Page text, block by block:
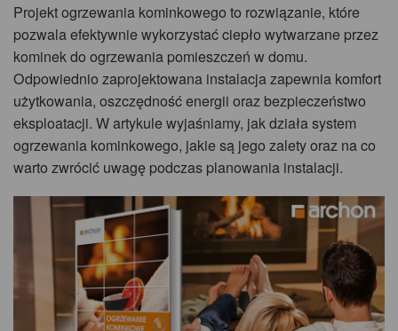
Projekt ogrzewania kominkowego to rozwiązanie, które
pozwala efektywnie wykorzystać ciepło wytwarzane przez
kominek do ogrzewania pomieszczeń w domu.
Odpowiednio zaprojektowana instalacja zapewnia komfort
użytkowania, oszczędność energii oraz bezpieczeństwo
eksploatacji. W artykule wyjaśniamy, jak działa system
ogrzewania kominkowego, jakie są jego zalety oraz na co
warto zwrócić uwagę podczas planowania instalacji.